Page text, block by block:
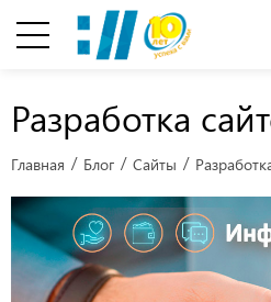
Разработка
Главная Блог Сайты